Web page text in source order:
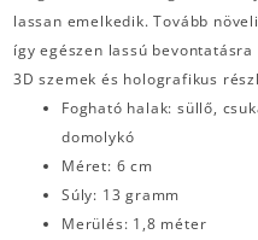
lassan emelkedik. Tovább
így egészen lassú
3D szemek és holografikus
Fogható halak: süllő,
domolykó
Méret: 6 cm
Súly: 13 gramm
Merülés: 1,8 méter